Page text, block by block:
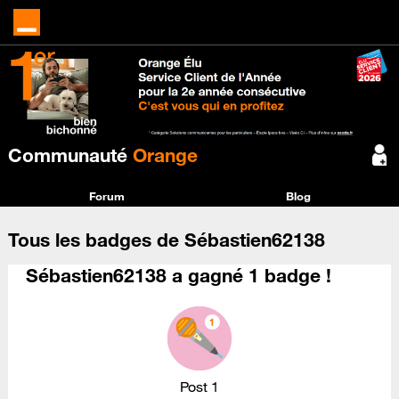
Communauté Orange
Forum Blog
Tous les badges de Sébastien62138
Sébastien62138 a gagné 1 badge !
Post 1